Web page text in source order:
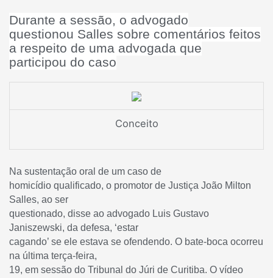
Durante a sessão, o advogado
questionou Salles sobre comentários feitos
a respeito de uma advogada que
participou do caso
Conceito
Na sustentação oral de um caso de
homicídio qualificado, o promotor de Justiça João Milton
Salles, ao ser
questionado, disse ao advogado Luis Gustavo
Janiszewski, da defesa, ‘estar
cagando’ se ele estava se ofendendo. O bate-boca ocorreu
na última terça-feira,
19, em sessão do Tribunal do Júri de Curitiba. O vídeo